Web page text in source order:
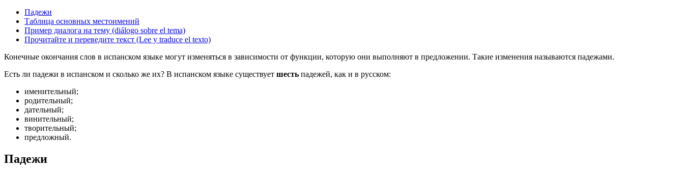
Падежи
Таблица основных местоимений
Пример диалога на тему (diálogo sobre el tema)
Прочитайте и переведите текст (Lee y traduce el texto)
Конечные окончания слов в испанском языке могут изменяться в зависимости от функции, которую они выполняют в предложении. Такие изменения называются падежами.
Есть ли падежи в испанском и сколько же их? В испанском языке существует шесть падежей, как и в русском:
именительный;
родительный;
дательный;
винительный;
творительный;
предложный.
Падежи